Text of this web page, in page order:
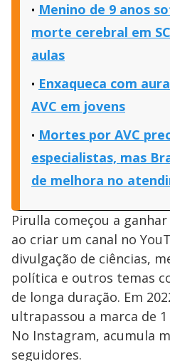
Menino de 9 anos
morte cerebral em
aulas
Enxaqueca com
AVC em jovens
Mortes por AVC
especialistas, mas
de melhora no
Pirulla começou a
ao criar um canal no
divulgação de ciências,
política e outros temas
de longa duração. Em
ultrapassou a marca de
No Instagram, acumula
seguidores.